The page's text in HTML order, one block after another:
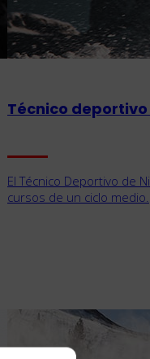
Técnico deportivo
El Técnico Deportivo de
cursos de un ciclo medio.